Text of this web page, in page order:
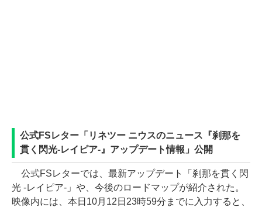
公式FSレター「リネツー ニウスのニュース『刹那を
貫く閃光-レイピア-』アップデート情報」公開
公式FSレターでは、最新アップデート「刹那を貫く閃
光 -レイピア-」や、今後のロードマップが紹介された。
映像内には、本日10月12日23時59分までに入力すると、